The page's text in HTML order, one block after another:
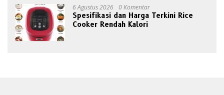
6 Agustus 2026 0 Komentar
Spesifikasi dan Harga Terkini Rice
Cooker Rendah Kalori